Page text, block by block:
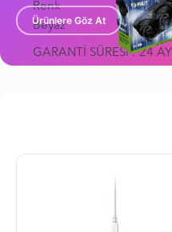
Renk
Beyaz
GARANTİ SÜRESİ : 24 AY
Ürünlere Göz At